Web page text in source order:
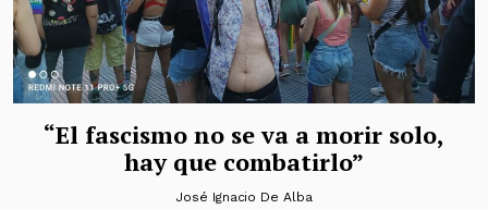
“El fascismo no se va a morir solo,
hay que combatirlo”
José Ignacio De Alba